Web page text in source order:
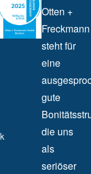
Otten +
Freckmann
steht für
eine
gute
die uns
als
seriöser